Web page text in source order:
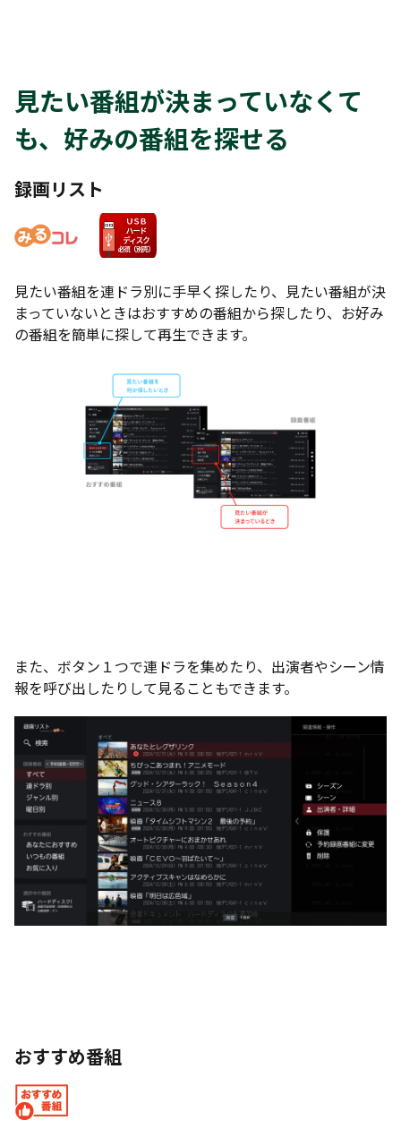
見たい番組が決まっていなくて
も、好みの番組を探せる
録画リスト
見たい番組を連ドラ別に手早く探したり、見たい番組が決
まっていないときはおすすめの番組から探したり、お好み
の番組を簡単に探して再生できます。
また、ボタン１つで連ドラを集めたり、出演者やシーン情
報を呼び出したりして見ることもできます。
おすすめ番組